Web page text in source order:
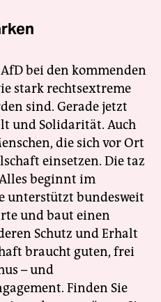
bei den kommenden
stark rechtsextreme
sind. Gerade jetzt
und Solidarität. Auch
die sich vor Ort
einsetzen. Die taz
beginnt im
unterstützt bundesweit
und baut einen
Schutz und Erhalt
braucht guten, frei
– und
Finden Sie